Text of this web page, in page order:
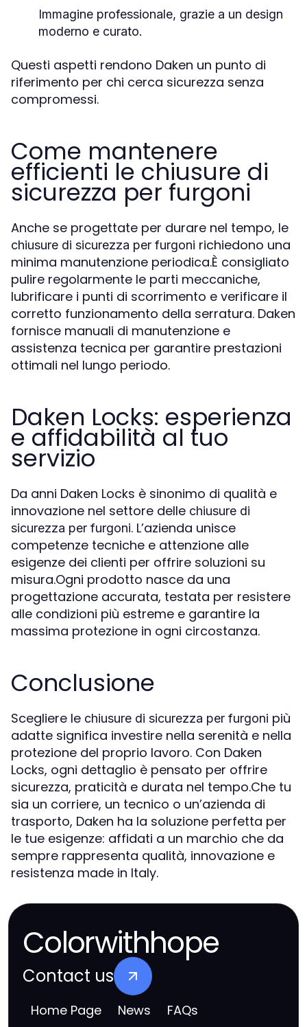
Immagine professionale, grazie a un design
moderno e curato.
Questi aspetti rendono Daken un punto di
riferimento per chi cerca sicurezza senza
compromessi.
Come mantenere
efficienti le chiusure di
sicurezza per furgoni
Anche se progettate per durare nel tempo, le
chiusure di sicurezza per furgoni richiedono una
minima manutenzione periodica.È consigliato
pulire regolarmente le parti meccaniche,
lubrificare i punti di scorrimento e verificare il
corretto funzionamento della serratura. Daken
fornisce manuali di manutenzione e
assistenza tecnica per garantire prestazioni
ottimali nel lungo periodo.
Daken Locks: esperienza
e affidabilità al tuo
servizio
Da anni Daken Locks è sinonimo di qualità e
innovazione nel settore delle chiusure di
sicurezza per furgoni. L’azienda unisce
competenze tecniche e attenzione alle
esigenze dei clienti per offrire soluzioni su
misura.Ogni prodotto nasce da una
progettazione accurata, testata per resistere
alle condizioni più estreme e garantire la
massima protezione in ogni circostanza.
Conclusione
Scegliere le chiusure di sicurezza per furgoni più
adatte significa investire nella serenità e nella
protezione del proprio lavoro. Con Daken
Locks, ogni dettaglio è pensato per offrire
sicurezza, praticità e durata nel tempo.Che tu
sia un corriere, un tecnico o un’azienda di
trasporto, Daken ha la soluzione perfetta per
le tue esigenze: affidati a un marchio che da
sempre rappresenta qualità, innovazione e
resistenza made in Italy.
Colorwithhope
Contact us
Home Page News FAQs